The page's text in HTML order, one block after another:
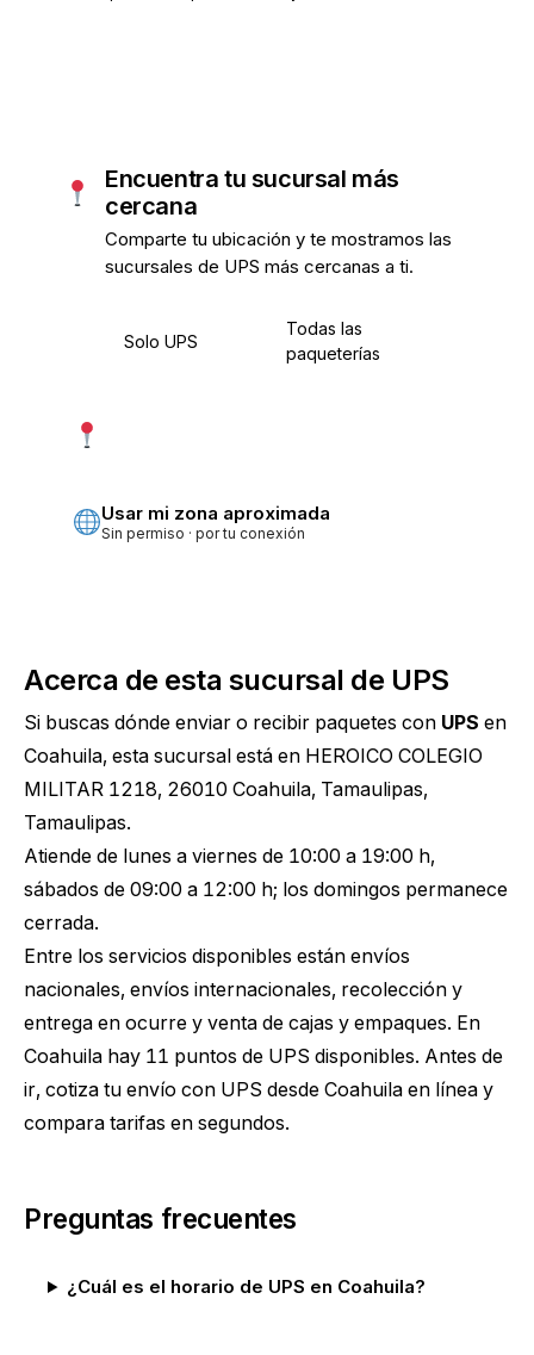
Encuentra tu sucursal más
cercana
Comparte tu ubicación y te mostramos las
sucursales de UPS más cercanas a ti.
Solo UPS
Todas las
paqueterías
Usar mi zona aproximada
Sin permiso · por tu conexión
Acerca de esta sucursal de UPS
Si buscas dónde enviar o recibir paquetes con UPS en
Coahuila, esta sucursal está en HEROICO COLEGIO
MILITAR 1218, 26010 Coahuila, Tamaulipas,
Tamaulipas.
Atiende de lunes a viernes de 10:00 a 19:00 h,
sábados de 09:00 a 12:00 h; los domingos permanece
cerrada.
Entre los servicios disponibles están envíos
nacionales, envíos internacionales, recolección y
entrega en ocurre y venta de cajas y empaques. En
Coahuila hay 11 puntos de UPS disponibles. Antes de
ir, cotiza tu envío con UPS desde Coahuila en línea y
compara tarifas en segundos.
Preguntas frecuentes
¿Cuál es el horario de UPS en Coahuila?